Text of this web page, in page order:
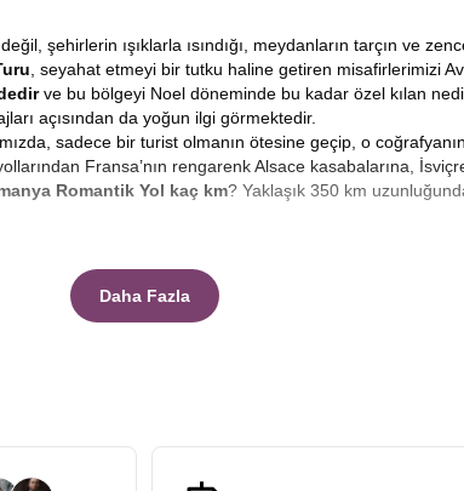
şehirlerin ışıklarla ısındığı, meydanların tarçın ve
, seyahat etmeyi bir tutku haline getiren misafirlerimizi
ve bu bölgeyi Noel döneminde bu kadar özel kılan
açısından da yoğun ilgi görmektedir.
sadece bir turist olmanın ötesine geçip, o
Fransa’nın rengarenk Alsace kasabalarına,
Romantik Yol kaç km? Yaklaşık 350 km
cam üfleme süsler, yerel kurabiyeler ve
yerel halkın sosyalleştiği, sıcak şarap içip ayaküstü
Daha Fazla